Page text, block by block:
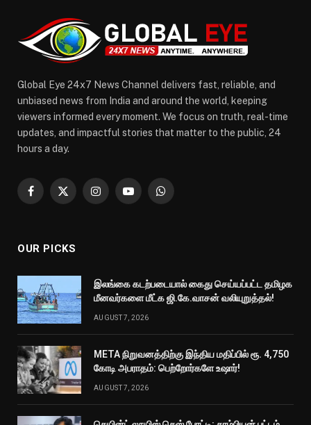
Global Eye 24x7 News Channel delivers fast, reliable, and
unbiased news from India and around the world, keeping
viewers informed every moment. We focus on truth, real-time
updates, and impactful stories that matter to the public, 24
hours a day.
Facebook
X
InstagramYouTubeWhatsApp
OUR PICKS
இலங்கை கடற்படையால் கைது செய்யப்பட்ட தமிழக
மீனவர்களை மீட்க ஜி.கே.வாசன் வலியுறுத்தல்!
AUGUST 7, 2026
META நிறுவனத்திற்கு இந்திய மதிப்பில் ரூ. 4,750
கோடி அபராதம்: பெற்றோர்களே உஷார்!
AUGUST 7, 2026